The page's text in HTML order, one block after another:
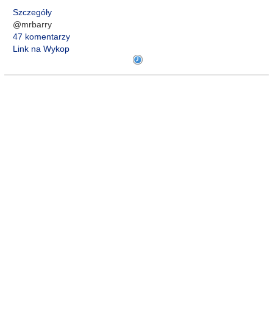
Szczegóły
@mrbarry
47 komentarzy
Link na Wykop